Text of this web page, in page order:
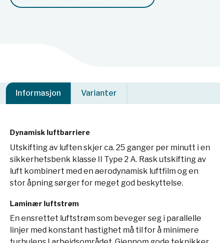
Informasjon Varianter
Dynamisk luftbarriere
Utskifting av luften skjer ca. 25 ganger per minutt i en
sikkerhetsbenk klasse II Type 2 A. Rask utskifting av
luft kombinert med en aerodynamisk luftfilm og en
stor åpning sørger for meget god beskyttelse.
Laminær luftstrøm
En ensrettet luftstrøm som beveger seg i parallelle
linjer med konstant hastighet må til for å minimere